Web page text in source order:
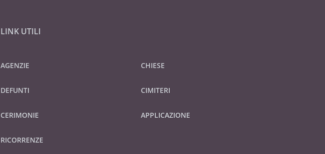
LINK UTILI
AGENZIE
DEFUNTI
CERIMONIE
RICORRENZE
CHIESE
CIMITERI
APPLICAZIONE